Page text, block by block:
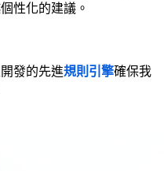
性化的建議。
發的先進規則引擎確保我